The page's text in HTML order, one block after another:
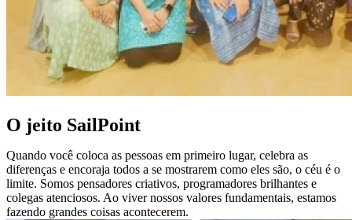
O jeito SailPoint
Quando você coloca as pessoas em primeiro lugar, celebra as
diferenças e encoraja todos a se mostrarem como eles são, o céu é o
limite. Somos pensadores criativos, programadores brilhantes e
colegas atenciosos. Ao viver nossos valores fundamentais, estamos
fazendo grandes coisas acontecerem.